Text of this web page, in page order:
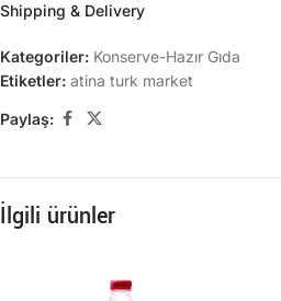
Shipping & Delivery
Kategoriler: Konserve-Hazır Gıda
Etiketler: atina turk market
Paylaş:
İlgili ürünler